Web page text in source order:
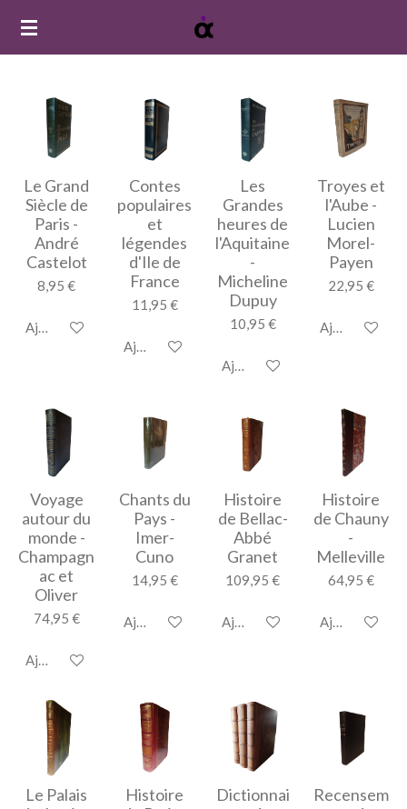
Passer
principal
Le Grand
Siècle de
Paris -
André
Castelot
8,95 €
Ajouter au panier
Contes
populaires
et
légendes
d'Ile de
France
11,95 €
Ajouter au panier
Les
Grandes
heures de
l'Aquitaine
-
Micheline
Dupuy
10,95 €
Ajouter au panier
Troyes et
l'Aube -
Lucien
Morel-
Payen
22,95 €
Ajouter au
Voyage
autour du
monde -
Champagn
ac et
Oliver
74,95 €
Ajouter au panier
Chants du
Pays -
Imer-
Cuno
14,95 €
Ajouter au panier
Histoire
de Bellac-
Abbé
Granet
109,95 €
Ajouter au panier
Histoire
de Chauny
-
Melleville
64,95 €
Ajouter au
Le Palais
Histoire
Dictionnai
Recensem